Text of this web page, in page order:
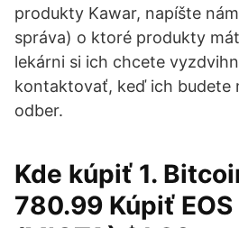
produkty Kawar, napíšte
správa) o ktoré produkty
lekárni si ich chcete
kontaktovať, keď ich budete
odber.
Kde kúpiť 1.
780.99 Kúpiť EOS